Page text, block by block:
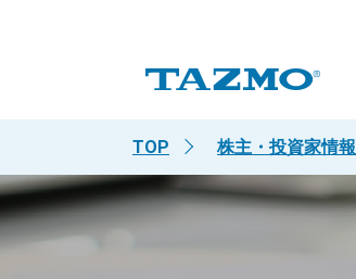
TOP 株主・投資家情報